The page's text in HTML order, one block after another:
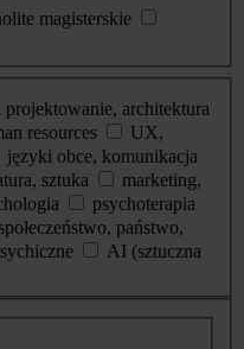
magisterskie
projektowanie, architektura
resources
UX,
języki obce, komunikacja
sztuka
marketing,
psychoterapia
społeczeństwo, państwo,
AI (sztuczna